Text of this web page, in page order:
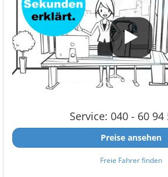
Service: 040 - 60 94
Preise ansehen
Freie Fahrer finden